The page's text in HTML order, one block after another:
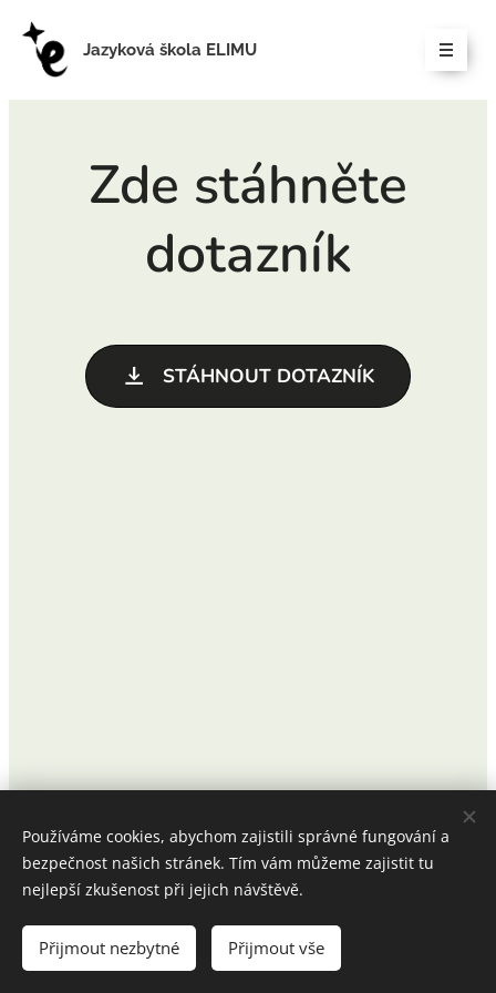
Jazyková škola ELIMU
Zde stáhněte
dotazník
STÁHNOUT DOTAZNÍK
Cookies
Používáme cookies, abychom zajistili správné fungování a
bezpečnost našich stránek. Tím vám můžeme zajistit tu
nejlepší zkušenost při jejich návštěvě.
Přijmout nezbytné Přijmout vše